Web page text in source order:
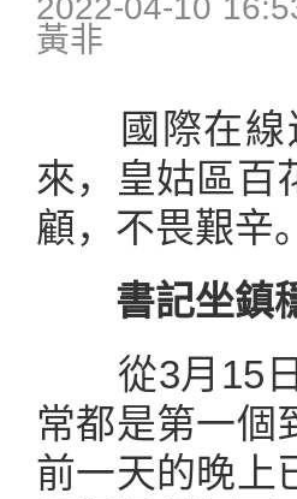
2022-04-10
黃非
國際在線遼
來，皇姑區百
顧，不畏艱辛。
書記坐鎮
從3月15日
常都是第一個
前一天的晚上